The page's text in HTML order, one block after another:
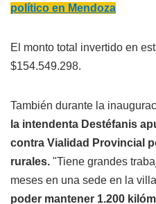
político en Mendoza
El monto total invertido en
$154.549.298.
También durante la
la intendenta Destéfanis
contra Vialidad Provincial
rurales. "Tiene grandes
meses en una sede en la
poder mantener 1.200